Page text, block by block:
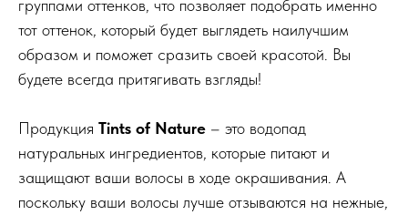
группами оттенков, что позволяет подобрать именно
тот оттенок, который будет выглядеть наилучшим
образом и поможет сразить своей красотой. Вы
будете всегда притягивать взгляды!
Продукция Tints of Nature – это водопад
натуральных ингредиентов, которые питают и
защищают ваши волосы в ходе окрашивания. А
поскольку ваши волосы лучше отзываются на нежные,